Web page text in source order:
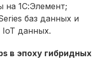
на 1С:Элемент;
баз данных и
IoT данных.
в эпоху гибридных